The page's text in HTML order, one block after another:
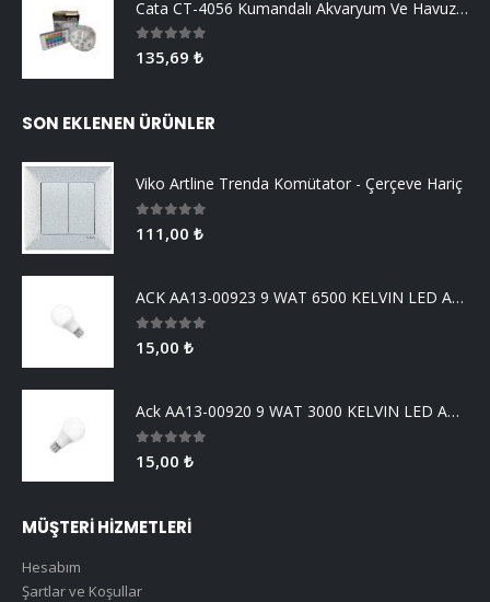
Cata CT-4056 Kumandalı Akvaryum Ve Havuz Aydınlatma
0 5 üzerinden
135,69 ₺
SON EKLENEN ÜRÜNLER
Viko Artline Trenda Komütator - Çerçeve Hariç
5 üzerinden
111,00 ₺
ACK AA13-00923 9 WAT 6500 KELVIN LED AMPUL
5 üzerinden
15,00 ₺
Ack AA13-00920 9 WAT 3000 KELVIN LED AMPUL
5 üzerinden
15,00 ₺
MÜŞTERİ HİZMETLERİ
Hesabım
Şartlar ve Koşullar